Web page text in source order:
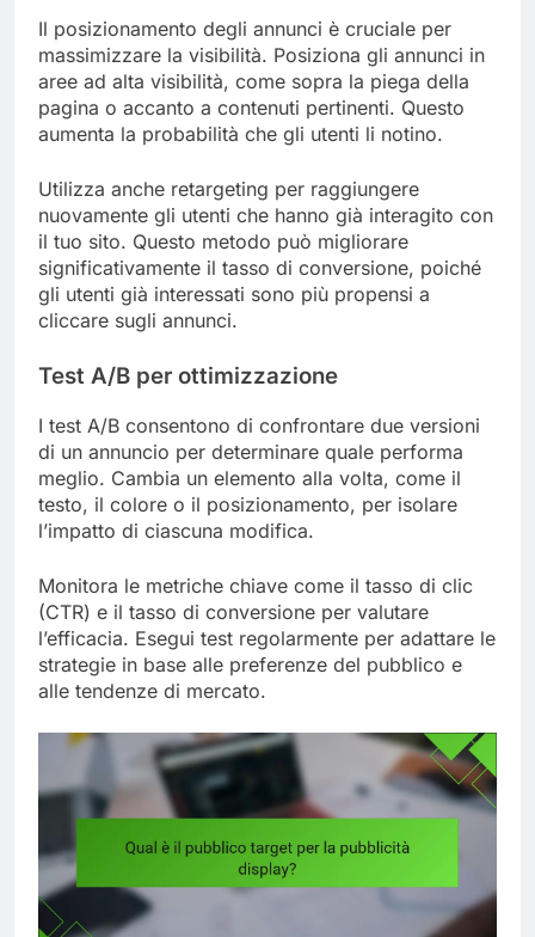
Il posizionamento degli annunci è cruciale per
massimizzare la visibilità. Posiziona gli annunci in
aree ad alta visibilità, come sopra la piega della
pagina o accanto a contenuti pertinenti. Questo
aumenta la probabilità che gli utenti li notino.
Utilizza anche retargeting per raggiungere
nuovamente gli utenti che hanno già interagito con
il tuo sito. Questo metodo può migliorare
significativamente il tasso di conversione, poiché
gli utenti già interessati sono più propensi a
cliccare sugli annunci.
Test A/B per ottimizzazione
I test A/B consentono di confrontare due versioni
di un annuncio per determinare quale performa
meglio. Cambia un elemento alla volta, come il
testo, il colore o il posizionamento, per isolare
l’impatto di ciascuna modifica.
Monitora le metriche chiave come il tasso di clic
(CTR) e il tasso di conversione per valutare
l’efficacia. Esegui test regolarmente per adattare le
strategie in base alle preferenze del pubblico e
alle tendenze di mercato.